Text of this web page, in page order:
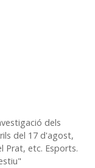
dels
del 17 d'agost,
Prat, etc. Esports.